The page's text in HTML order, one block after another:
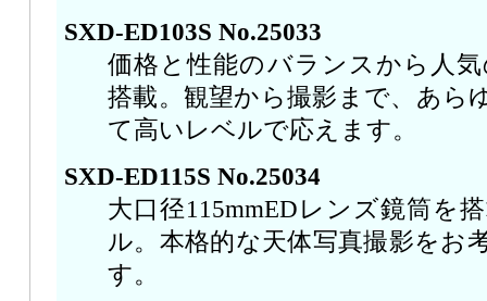
SXD-ED103S No.25033
価格と性能のバランスから人気
搭載。観望から撮影まで、あら
て高いレベルで応えます。
SXD-ED115S No.25034
大口径115mmEDレンズ鏡筒を
ル。本格的な天体写真撮影をお
す。